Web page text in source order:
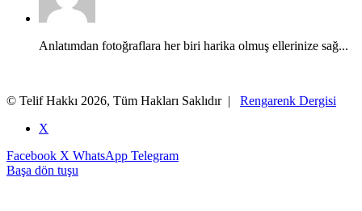
Anlatımdan fotoğraflara her biri harika olmuş ellerinize sağ...
© Telif Hakkı 2026, Tüm Hakları Saklıdır | Rengarenk Dergisi
X
Facebook X WhatsApp Telegram
Başa dön tuşu